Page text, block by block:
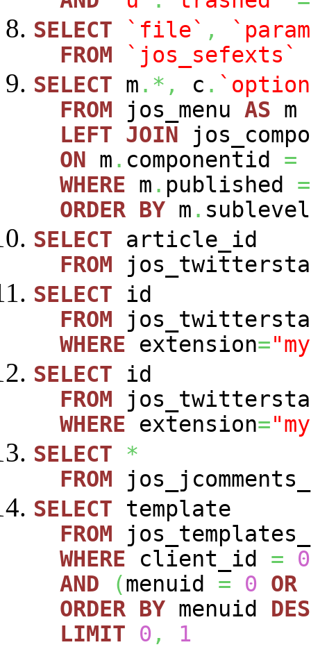
SELECT
`file` ,
FROM
`jos_sefexts`
SELECT m .*, c .
FROM jos_menu AS m
LEFT JOIN
ON m . componentid =
WHERE m . published =
ORDER BY m . sublevel
SELECT article_id
FROM
SELECT id
FROM
WHERE extension=
SELECT id
FROM
WHERE extension=
SELECT
*
FROM
SELECT template
FROM
WHERE client_id =
0
AND
(menuid = 0 OR
ORDER BY menuid
LIMIT
0 ,
1